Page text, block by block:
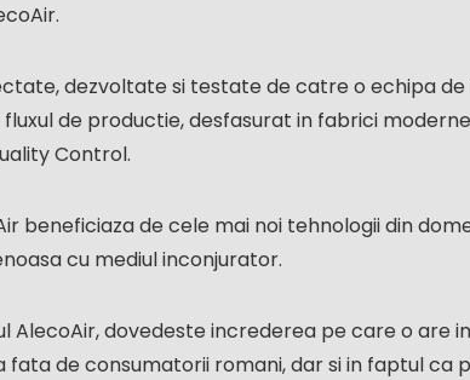
dezvoltate si testate de catre o echipa de
de productie, desfasurat in fabrici
Control.
beneficiaza de cele mai noi tehnologii din
cu mediul inconjurator.
AlecoAir, dovedeste increderea pe care o are
de consumatorii romani, dar si in faptul ca